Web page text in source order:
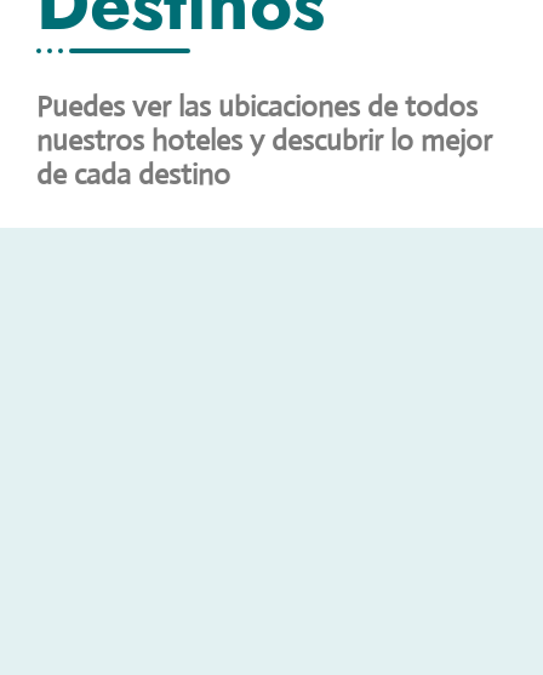
Puedes ver las ubicaciones de todos
nuestros hoteles y descubrir lo mejor
de cada destino